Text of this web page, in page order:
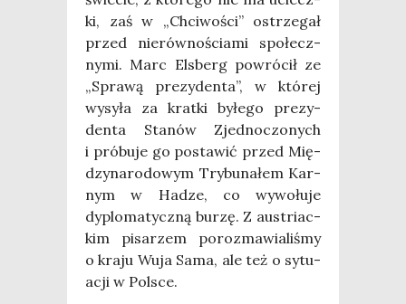
ki, zaś w „Chci­wo­ści” ostrze­gał
przed nie­rów­no­ścia­mi spo­łecz­
ny­mi. Marc Els­berg powró­cił ze
„Spra­wą pre­zy­den­ta”, w któ­rej
wysy­ła za krat­ki byłe­go pre­zy­
den­ta Sta­nów Zjed­no­czo­nych
i pró­bu­je go posta­wić przed Mię­
dzy­na­ro­do­wym Try­bu­na­łem Kar­
nym w Hadze, co wywo­łu­je
dyplo­ma­tycz­ną burzę. Z austriac­
kim pisa­rzem poroz­ma­wia­li­śmy
o kra­ju Wuja Sama, ale też o sytu­
acji w Pol­sce.